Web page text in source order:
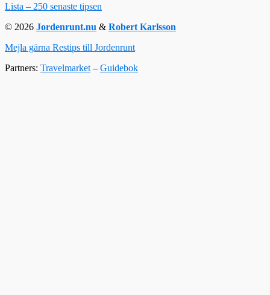
Lista – 250 senaste tipsen
© 2026 Jordenrunt.nu & Robert Karlsson
Mejla gärna Restips till Jordenrunt
Partners: Travelmarket– Guidebok